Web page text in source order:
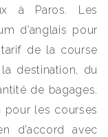
à Paros. Les
d’anglais pour
de la course
destination, du
de bagages.
pour les courses
d’accord avec